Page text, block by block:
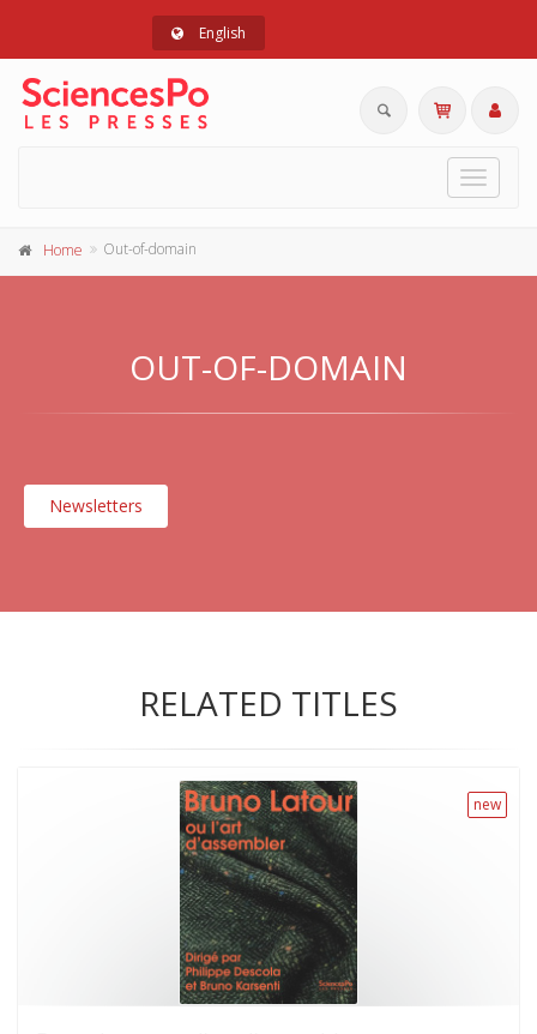
English
Toggle
Home Out-of-domain
OUT-OF-DOMAIN
Newsletters
RELATED TITLES
new